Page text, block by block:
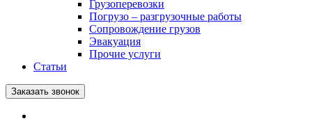
Грузоперевозки
Погрузо – разгрузочные работы
Сопровождение грузов
Эвакуация
Прочие услуги
Статьи
Заказать звонок